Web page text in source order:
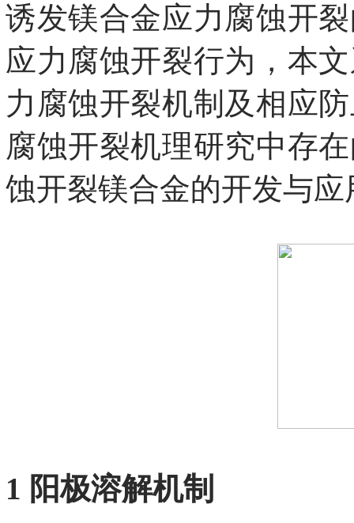
诱发镁合金应力腐蚀开
应力腐蚀开裂行为，本
力腐蚀开裂机制及相应
腐蚀开裂机理研究中存
蚀开裂镁合金的开发与
1 阳极溶解机制